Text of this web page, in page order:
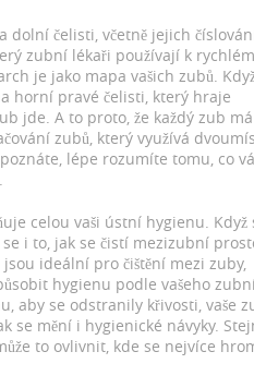
dolní čelisti, včetně jejich
zubní lékaři používají k
je jako mapa vašich zubů.
horní pravé čelisti, který hraje
jde. A to proto, že každý zub
zubů, který využívá
lépe rozumíte tomu, co
celou vaši ústní hygienu. Když
i to, jak se čistí mezizubní
ideální pro čištění mezi zuby,
hygienu podle vašeho
aby se odstranily křivosti, vaše
se mění i hygienické návyky.
to ovlivnit, kde se nejvíce